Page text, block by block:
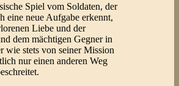
Spiel vom Soldaten, der
eine neue Aufgabe erkennt,
Liebe und der
dem mächtigen Gegner in
wie stets von seiner Mission
nur einen anderen Weg